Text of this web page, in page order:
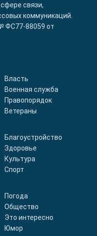
связи,
коммуникаций.
ФС77-88059 от
Власть
Военная служба
Правопорядок
Ветераны
Благоустройство
Здоровье
Культура
Спорт
Погода
Общество
Это интересно
Юмор